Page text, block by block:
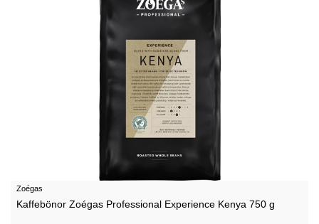
Zoégas
Kaffebönor Zoégas Professional Experience Kenya 750 g